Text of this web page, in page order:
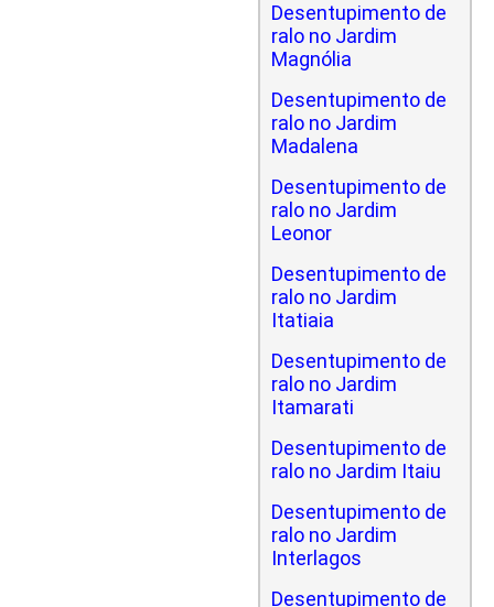
Desentupimento de
ralo no Jardim
Magnólia
Desentupimento de
ralo no Jardim
Madalena
Desentupimento de
ralo no Jardim
Leonor
Desentupimento de
ralo no Jardim
Itatiaia
Desentupimento de
ralo no Jardim
Itamarati
Desentupimento de
ralo no Jardim Itaiu
Desentupimento de
ralo no Jardim
Interlagos
Desentupimento de